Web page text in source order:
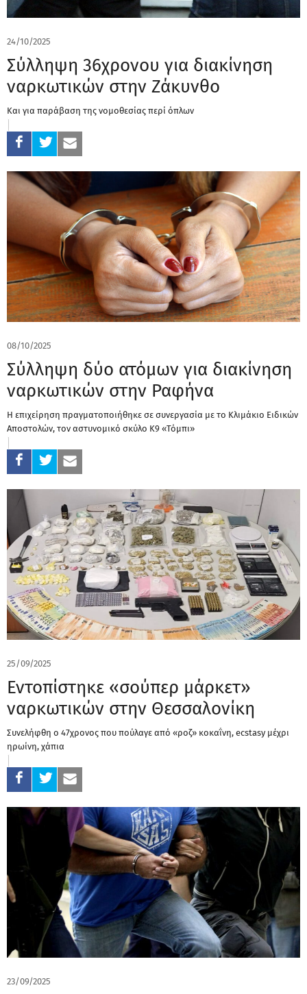
24/10/2025
Σύλληψη 36χρονου για διακίνηση
ναρκωτικών στην Ζάκυνθο
Και για παράβαση της νομοθεσίας περί όπλων
08/10/2025
Σύλληψη δύο ατόμων για διακίνηση
ναρκωτικών στην Ραφήνα
Η επιχείρηση πραγματοποιήθηκε σε συνεργασία με το Κλιμάκιο Ειδικών
Αποστολών, τον αστυνομικό σκύλο Κ9 «Τόμπι»
25/09/2025
Εντοπίστηκε «σούπερ μάρκετ»
ναρκωτικών στην Θεσσαλονίκη
Συνελήφθη ο 47χρονος που πούλαγε από «ροζ» κοκαΐνη, ecstasy μέχρι
ηρωίνη, χάπια
23/09/2025